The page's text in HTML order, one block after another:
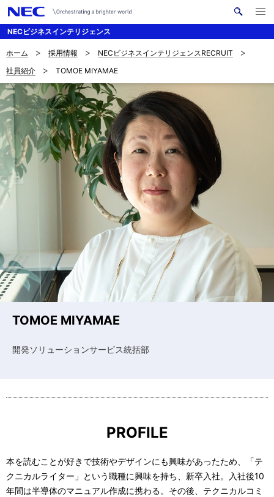
NECビジネスインテリジェンス
メ
ニ
ナ
ビ
ゲ
ー
シ
ョ
ン
B
r
e
a
d
c
r
b
n
a
a
o
n
ホーム 採用情報
NECビジネスインテリジェンスRECRUIT
社員紹介
TOMOE MIYAMAE
TOMOE MIYAMAE
開発ソリューションサービス統括部
PROFILE
本を読むことが好きで技術やデザインにも興味があったため、「テ
クニカルライター」という職種に興味を持ち、新卒入社。入社後10
年間は半導体のマニュアル作成に携わる。その後、テクニカルコミ